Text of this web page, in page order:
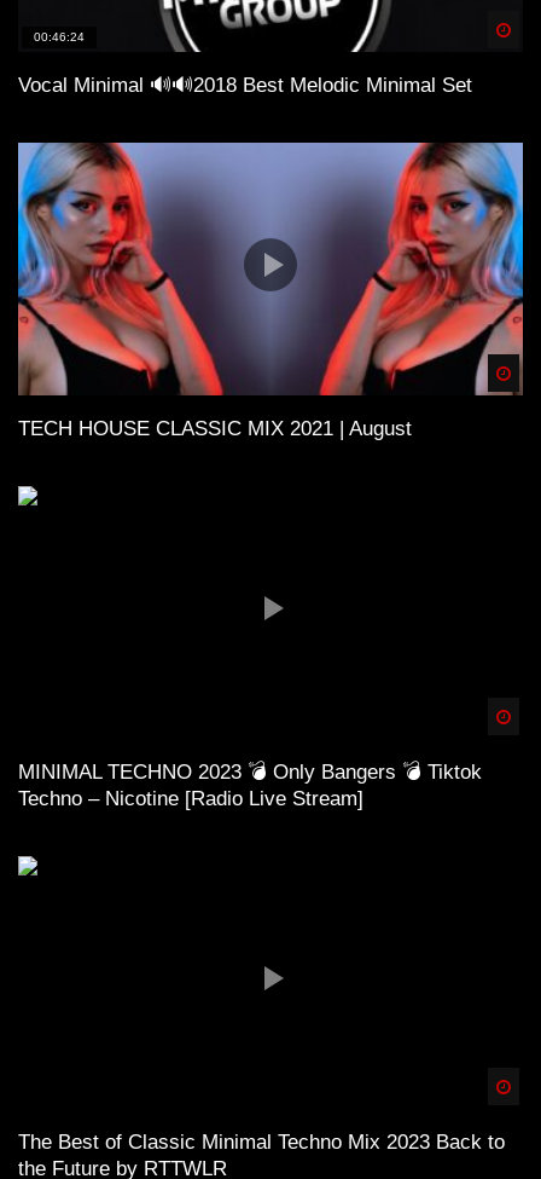
00:46:24
Vocal Minimal 🔊🔊2018 Best Melodic Minimal Set
TECH HOUSE CLASSIC MIX 2021 | August
MINIMAL TECHNO 2023 💣 Only Bangers 💣 Tiktok
Techno – Nicotine [Radio Live Stream]
The Best of Classic Minimal Techno Mix 2023 Back to
the Future by RTTWLR